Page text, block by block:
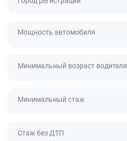
Мощность автомобиля
Минимальный возраст водителя
Минимальный стаж
Стаж без ДТП